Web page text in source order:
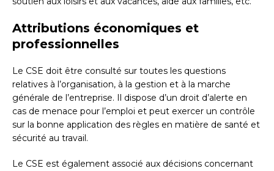
Attributions économiques et
professionnelles
Le CSE doit être consulté sur toutes les questions
relatives à l’organisation, à la gestion et à la marche
générale de l’entreprise. Il dispose d’un droit d’alerte en
cas de menace pour l’emploi et peut exercer un contrôle
sur la bonne application des règles en matière de santé et
sécurité au travail.
Le CSE est également associé aux décisions concernant